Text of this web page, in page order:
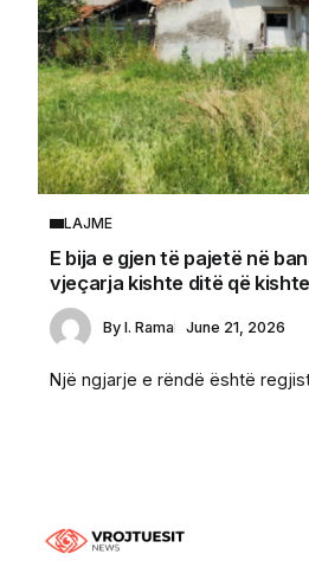
LAJME
E bija e gjen të pajetë në
vjeçarja kishte ditë që
By I. Rama June 21, 2026
Një ngjarje e rëndë është